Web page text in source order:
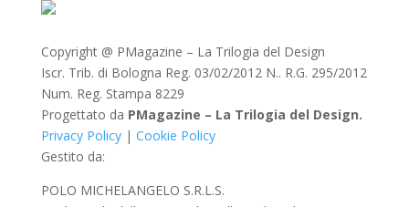
Copyright @ PMagazine – La Trilogia del Design
Iscr. Trib. di Bologna Reg. 03/02/2012 N.. R.G. 295/2012
Num. Reg. Stampa 8229
Progettato da PMagazine – La Trilogia del Design.
Privacy Policy| Cookie Policy
Gestito da:
POLO MICHELANGELO S.R.L.S.